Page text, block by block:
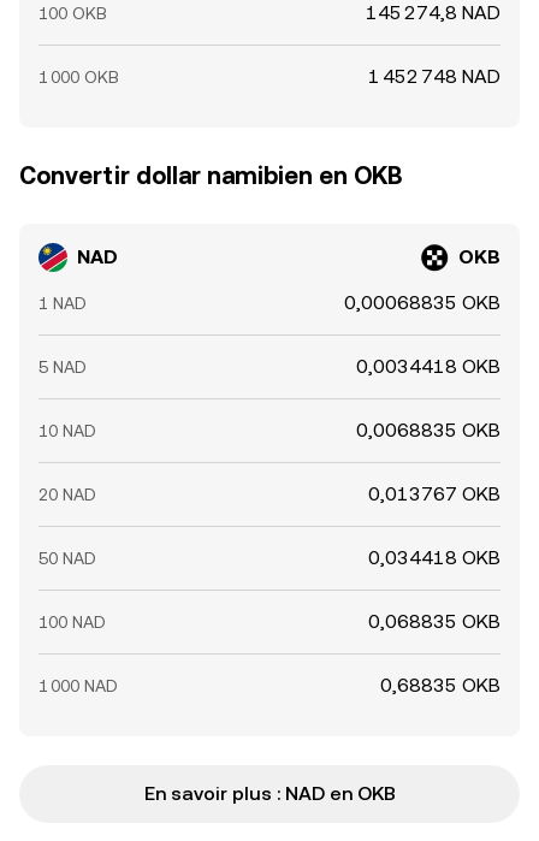
100 OKB 145 274,8 NAD
1 000 OKB 1 452 748 NAD
Convertir dollar namibien en OKB
NAD OKB
1 NAD 0,00068835 OKB
5 NAD 0,0034418 OKB
10 NAD 0,0068835 OKB
20 NAD 0,013767 OKB
50 NAD 0,034418 OKB
100 NAD 0,068835 OKB
1 000 NAD 0,68835 OKB
En savoir plus : NAD en OKB